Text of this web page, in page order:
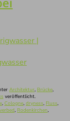
Architektur, Brücke,
veröffentlicht.
, Cologne, dryness, Fluss,
, Rodenkirchen,